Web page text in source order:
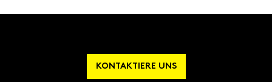
KONTAKTIERE UNS